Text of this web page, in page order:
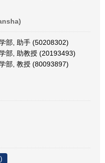
部, 助手 (50208302)
部, 助教授 (20193493)
部, 教授 (80093897)